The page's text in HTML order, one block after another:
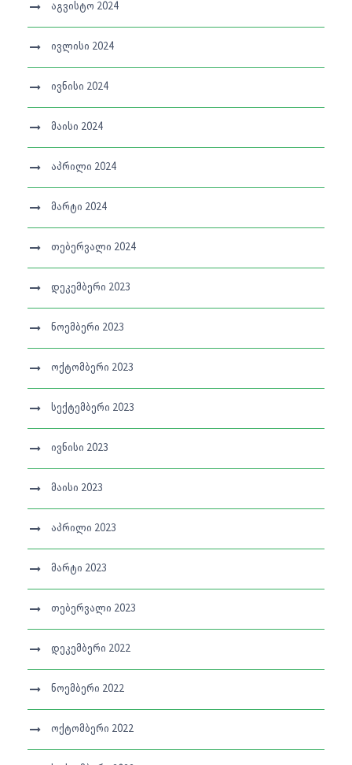
აგვისტო 2024
ივლისი 2024
ივნისი 2024
მაისი 2024
აპრილი 2024
მარტი 2024
თებერვალი 2024
დეკემბერი 2023
ნოემბერი 2023
ოქტომბერი 2023
სექტემბერი 2023
ივნისი 2023
მაისი 2023
აპრილი 2023
მარტი 2023
თებერვალი 2023
დეკემბერი 2022
ნოემბერი 2022
ოქტომბერი 2022